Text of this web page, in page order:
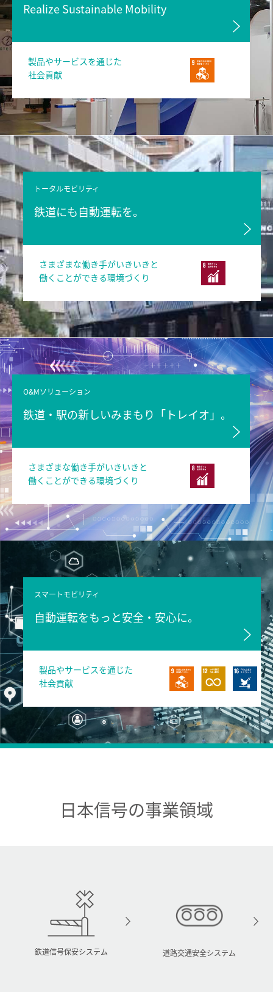
Realize Sustainable Mobility
製品やサービスを通じた
社会貢献
トータルモビリティ
鉄道にも自動運転を。
さまざまな働き手がいきいきと
働くことができる環境づくり
O&Mソリューション
鉄道・駅の新しいみまもり「トレイオ」。
さまざまな働き手がいきいきと
働くことができる環境づくり
スマートモビリティ
自動運転をもっと安全・安心に。
製品やサービスを通じた
社会貢献
日本信号の事業領域
鉄道信号保安システム 道路交通安全システム